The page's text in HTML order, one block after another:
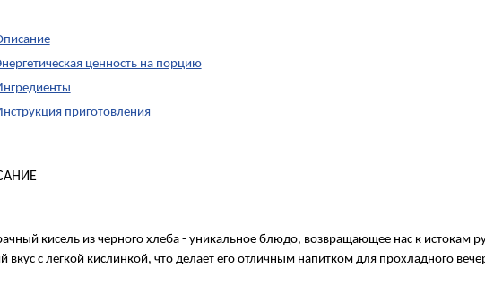
ценность на порцию
приготовления
кисель из черного хлеба - уникальное блюдо, возвращающее нас к истокам
вкус с легкой кислинкой, что делает его отличным напитком для прохладного